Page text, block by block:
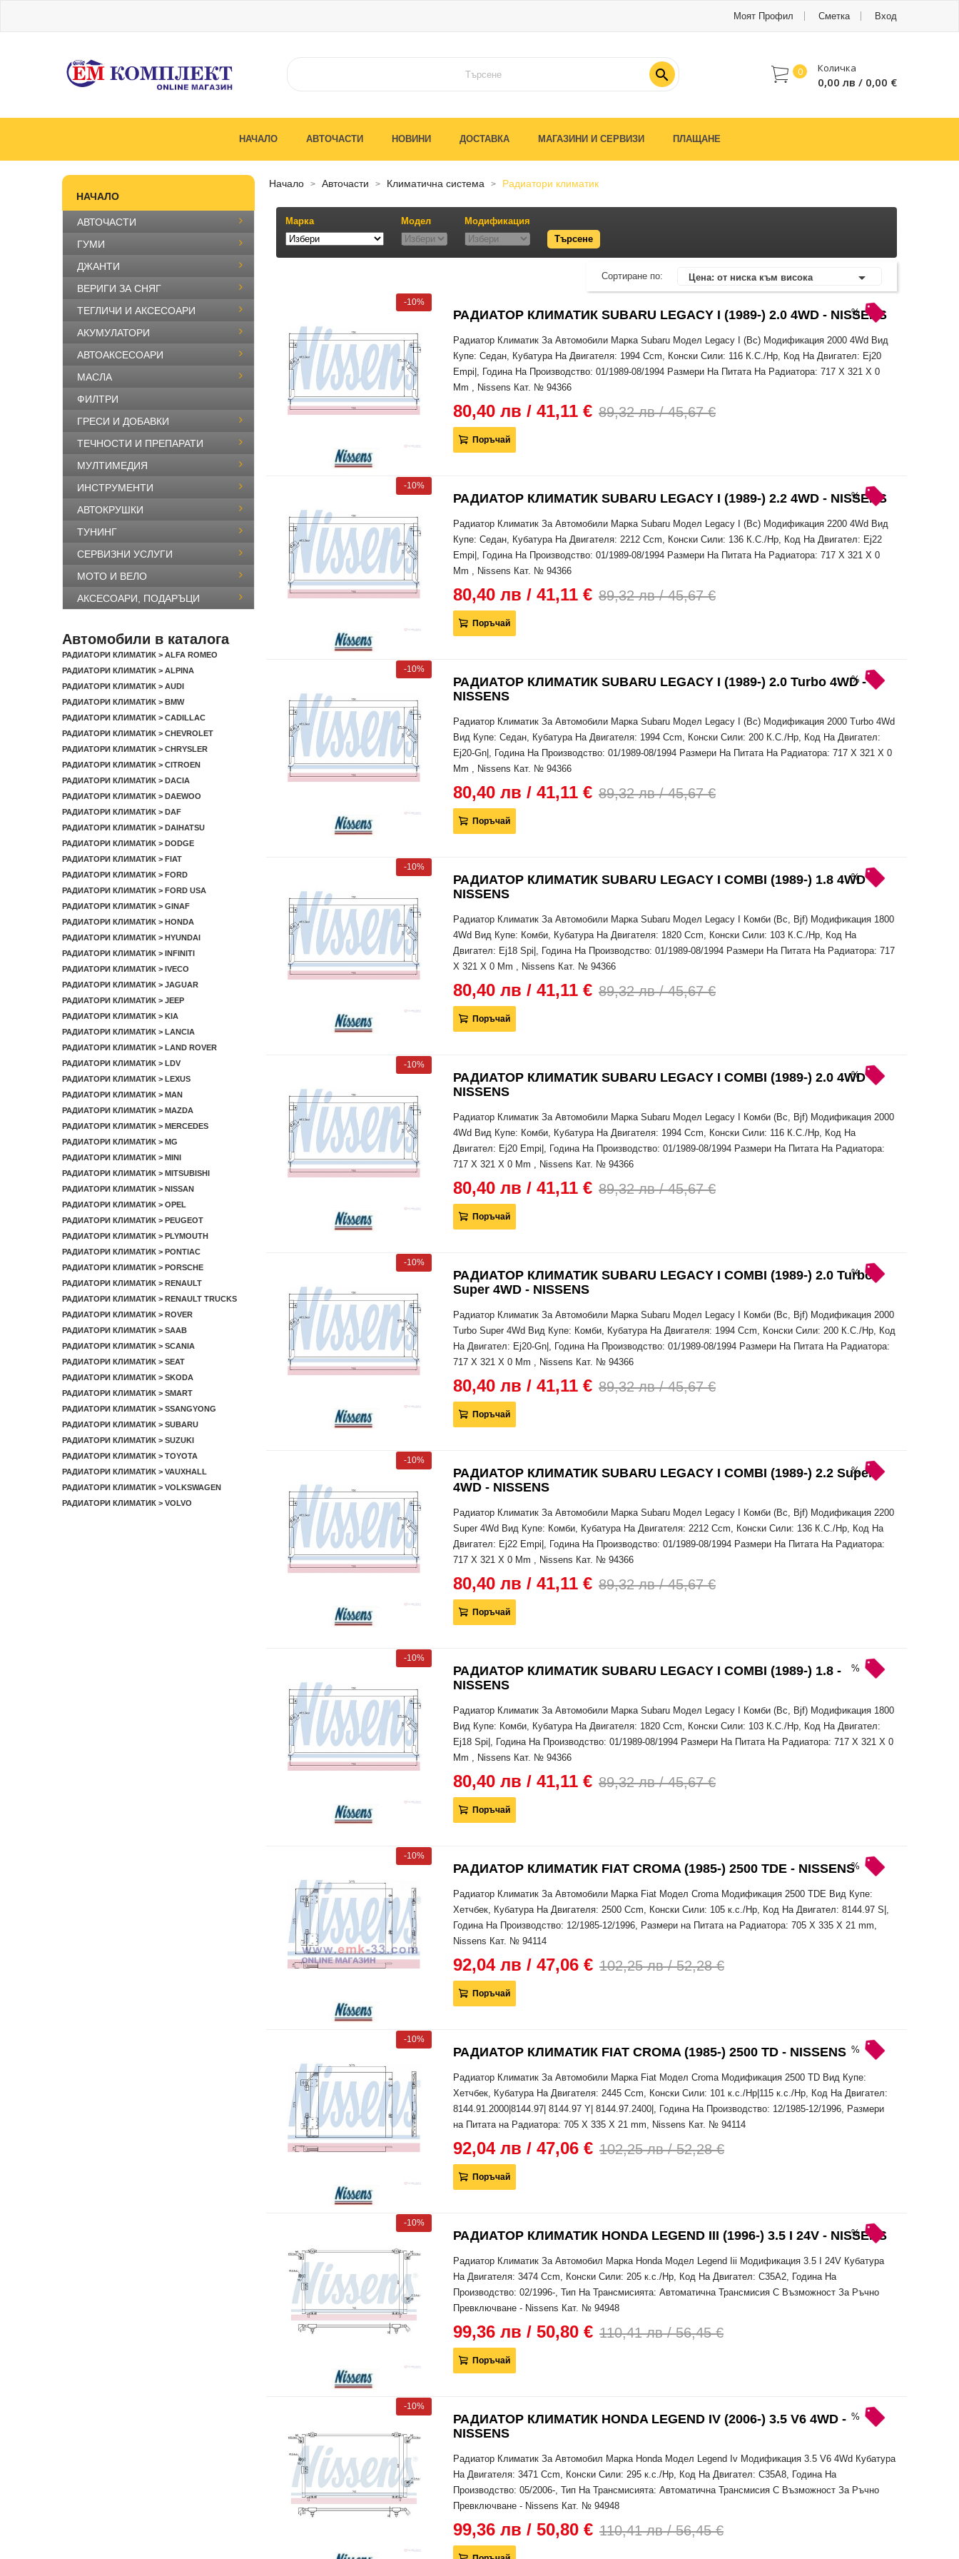
Моят Профил Сметка Вход
Количка
0
0,00 лв / 0,00 €

НАЧАЛО АВТОЧАСТИ НОВИНИ ДОСТАВКА МАГАЗИНИ И СЕРВИЗИ ПЛАЩАНЕ
НАЧАЛО
АВТОЧАСТИ
ГУМИ
ДЖАНТИ
ВЕРИГИ ЗА СНЯГ
ТЕГЛИЧИ И АКСЕСОАРИ
АКУМУЛАТОРИ
АВТОАКСЕСОАРИ
МАСЛА
ФИЛТРИ
ГРЕСИ И ДОБАВКИ
ТЕЧНОСТИ И ПРЕПАРАТИ
МУЛТИМЕДИЯ
ИНСТРУМЕНТИ
АВТОКРУШКИ
ТУНИНГ
СЕРВИЗНИ УСЛУГИ
МОТО И ВЕЛО
АКСЕСОАРИ, ПОДАРЪЦИ
Автомобили в каталога
РАДИАТОРИ КЛИМАТИК > ALFA ROMEO
РАДИАТОРИ КЛИМАТИК > ALPINA
РАДИАТОРИ КЛИМАТИК > AUDI
РАДИАТОРИ КЛИМАТИК > BMW
РАДИАТОРИ КЛИМАТИК > CADILLAC
РАДИАТОРИ КЛИМАТИК > CHEVROLET
РАДИАТОРИ КЛИМАТИК > CHRYSLER
РАДИАТОРИ КЛИМАТИК > CITROEN
РАДИАТОРИ КЛИМАТИК > DACIA
РАДИАТОРИ КЛИМАТИК > DAEWOO
РАДИАТОРИ КЛИМАТИК > DAF
РАДИАТОРИ КЛИМАТИК > DAIHATSU
РАДИАТОРИ КЛИМАТИК > DODGE
РАДИАТОРИ КЛИМАТИК > FIAT
РАДИАТОРИ КЛИМАТИК > FORD
РАДИАТОРИ КЛИМАТИК > FORD USA
РАДИАТОРИ КЛИМАТИК > GINAF
РАДИАТОРИ КЛИМАТИК > HONDA
РАДИАТОРИ КЛИМАТИК > HYUNDAI
РАДИАТОРИ КЛИМАТИК > INFINITI
РАДИАТОРИ КЛИМАТИК > IVECO
РАДИАТОРИ КЛИМАТИК > JAGUAR
РАДИАТОРИ КЛИМАТИК > JEEP
РАДИАТОРИ КЛИМАТИК > KIA
РАДИАТОРИ КЛИМАТИК > LANCIA
РАДИАТОРИ КЛИМАТИК > LAND ROVER
РАДИАТОРИ КЛИМАТИК > LDV
РАДИАТОРИ КЛИМАТИК > LEXUS
РАДИАТОРИ КЛИМАТИК > MAN
РАДИАТОРИ КЛИМАТИК > MAZDA
РАДИАТОРИ КЛИМАТИК > MERCEDES
РАДИАТОРИ КЛИМАТИК > MG
РАДИАТОРИ КЛИМАТИК > MINI
РАДИАТОРИ КЛИМАТИК > MITSUBISHI
РАДИАТОРИ КЛИМАТИК > NISSAN
РАДИАТОРИ КЛИМАТИК > OPEL
РАДИАТОРИ КЛИМАТИК > PEUGEOT
РАДИАТОРИ КЛИМАТИК > PLYMOUTH
РАДИАТОРИ КЛИМАТИК > PONTIAC
РАДИАТОРИ КЛИМАТИК > PORSCHE
РАДИАТОРИ КЛИМАТИК > RENAULT
РАДИАТОРИ КЛИМАТИК > RENAULT TRUCKS
РАДИАТОРИ КЛИМАТИК > ROVER
РАДИАТОРИ КЛИМАТИК > SAAB
РАДИАТОРИ КЛИМАТИК > SCANIA
РАДИАТОРИ КЛИМАТИК > SEAT
РАДИАТОРИ КЛИМАТИК > SKODA
РАДИАТОРИ КЛИМАТИК > SMART
РАДИАТОРИ КЛИМАТИК > SSANGYONG
РАДИАТОРИ КЛИМАТИК > SUBARU
РАДИАТОРИ КЛИМАТИК > SUZUKI
РАДИАТОРИ КЛИМАТИК > TOYOTA
РАДИАТОРИ КЛИМАТИК > VAUXHALL
РАДИАТОРИ КЛИМАТИК > VOLKSWAGEN
РАДИАТОРИ КЛИМАТИК > VOLVO
начало авточасти климатична система радиатори климатик
Марка Модел Модификация
Сортиране по: Цена: от ниска към висока 
-10%
РАДИАТОР КЛИМАТИК SUBARU LEGACY I (1989-) 2.0 4WD - NISSENS
Радиатор Климатик За Автомобили Марка Subaru Модел Legacy I (Bc) Модификация 2000 4Wd Вид
Купе: Седан, Кубатура На Двигателя: 1994 Ccm, Конски Сили: 116 К.С./Hp, Код На Двигател: Ej20
Empi|, Година На Производство: 01/1989-08/1994 Размери На Питата На Радиатора: 717 X 321 X 0
Mm , Nissens Кат. № 94366
80,40 лв / 41,11 € 89,32 лв / 45,67 €
%
Поръчай
-10%
РАДИАТОР КЛИМАТИК SUBARU LEGACY I (1989-) 2.2 4WD - NISSENS
Радиатор Климатик За Автомобили Марка Subaru Модел Legacy I (Bc) Модификация 2200 4Wd Вид
Купе: Седан, Кубатура На Двигателя: 2212 Ccm, Конски Сили: 136 К.С./Hp, Код На Двигател: Ej22
Empi|, Година На Производство: 01/1989-08/1994 Размери На Питата На Радиатора: 717 X 321 X 0
Mm , Nissens Кат. № 94366
80,40 лв / 41,11 € 89,32 лв / 45,67 €
%
Поръчай
-10%
РАДИАТОР КЛИМАТИК SUBARU LEGACY I (1989-) 2.0 Turbo 4WD -
NISSENS
Радиатор Климатик За Автомобили Марка Subaru Модел Legacy I (Bc) Модификация 2000 Turbo 4Wd
Вид Купе: Седан, Кубатура На Двигателя: 1994 Ccm, Конски Сили: 200 К.С./Hp, Код На Двигател:
Ej20-Gn|, Година На Производство: 01/1989-08/1994 Размери На Питата На Радиатора: 717 X 321 X 0
Mm , Nissens Кат. № 94366
80,40 лв / 41,11 € 89,32 лв / 45,67 €
%
Поръчай
-10%
РАДИАТОР КЛИМАТИК SUBARU LEGACY I COMBI (1989-) 1.8 4WD -
NISSENS
Радиатор Климатик За Автомобили Марка Subaru Модел Legacy I Комби (Bc, Bjf) Модификация 1800
4Wd Вид Купе: Комби, Кубатура На Двигателя: 1820 Ccm, Конски Сили: 103 К.С./Hp, Код На
Двигател: Ej18 Spi|, Година На Производство: 01/1989-08/1994 Размери На Питата На Радиатора: 717
X 321 X 0 Mm , Nissens Кат. № 94366
80,40 лв / 41,11 € 89,32 лв / 45,67 €
%
Поръчай
-10%
РАДИАТОР КЛИМАТИК SUBARU LEGACY I COMBI (1989-) 2.0 4WD -
NISSENS
Радиатор Климатик За Автомобили Марка Subaru Модел Legacy I Комби (Bc, Bjf) Модификация 2000
4Wd Вид Купе: Комби, Кубатура На Двигателя: 1994 Ccm, Конски Сили: 116 К.С./Hp, Код На
Двигател: Ej20 Empi|, Година На Производство: 01/1989-08/1994 Размери На Питата На Радиатора:
717 X 321 X 0 Mm , Nissens Кат. № 94366
80,40 лв / 41,11 € 89,32 лв / 45,67 €
%
Поръчай
-10%
РАДИАТОР КЛИМАТИК SUBARU LEGACY I COMBI (1989-) 2.0 Turbo
Super 4WD - NISSENS
Радиатор Климатик За Автомобили Марка Subaru Модел Legacy I Комби (Bc, Bjf) Модификация 2000
Turbo Super 4Wd Вид Купе: Комби, Кубатура На Двигателя: 1994 Ccm, Конски Сили: 200 К.С./Hp, Код
На Двигател: Ej20-Gn|, Година На Производство: 01/1989-08/1994 Размери На Питата На Радиатора:
717 X 321 X 0 Mm , Nissens Кат. № 94366
80,40 лв / 41,11 € 89,32 лв / 45,67 €
%
Поръчай
-10%
РАДИАТОР КЛИМАТИК SUBARU LEGACY I COMBI (1989-) 2.2 Super
4WD - NISSENS
Радиатор Климатик За Автомобили Марка Subaru Модел Legacy I Комби (Bc, Bjf) Модификация 2200
Super 4Wd Вид Купе: Комби, Кубатура На Двигателя: 2212 Ccm, Конски Сили: 136 К.С./Hp, Код На
Двигател: Ej22 Empi|, Година На Производство: 01/1989-08/1994 Размери На Питата На Радиатора:
717 X 321 X 0 Mm , Nissens Кат. № 94366
80,40 лв / 41,11 € 89,32 лв / 45,67 €
%
Поръчай
-10%
РАДИАТОР КЛИМАТИК SUBARU LEGACY I COMBI (1989-) 1.8 -
NISSENS
Радиатор Климатик За Автомобили Марка Subaru Модел Legacy I Комби (Bc, Bjf) Модификация 1800
Вид Купе: Комби, Кубатура На Двигателя: 1820 Ccm, Конски Сили: 103 К.С./Hp, Код На Двигател:
Ej18 Spi|, Година На Производство: 01/1989-08/1994 Размери На Питата На Радиатора: 717 X 321 X 0
Mm , Nissens Кат. № 94366
80,40 лв / 41,11 € 89,32 лв / 45,67 €
%
Поръчай
-10%
РАДИАТОР КЛИМАТИК FIAT CROMA (1985-) 2500 TDE - NISSENS
Радиатор Климатик За Автомобили Марка Fiat Модел Croma Модификация 2500 TDE Вид Купе:
Хетчбек, Кубатура На Двигателя: 2500 Ccm, Конски Сили: 105 к.с./Hp, Код На Двигател: 8144.97 S|,
Година На Производство: 12/1985-12/1996, Размери на Питата на Радиатора: 705 X 335 X 21 mm,
Nissens Кат. № 94114
92,04 лв / 47,06 € 102,25 лв / 52,28 €
%
Поръчай
-10%
РАДИАТОР КЛИМАТИК FIAT CROMA (1985-) 2500 TD - NISSENS
Радиатор Климатик За Автомобили Марка Fiat Модел Croma Модификация 2500 TD Вид Купе:
Хетчбек, Кубатура На Двигателя: 2445 Ccm, Конски Сили: 101 к.с./Hp|115 к.с./Hp, Код На Двигател:
8144.91.2000|8144.97| 8144.97 Y| 8144.97.2400|, Година На Производство: 12/1985-12/1996, Размери
на Питата на Радиатора: 705 X 335 X 21 mm, Nissens Кат. № 94114
92,04 лв / 47,06 € 102,25 лв / 52,28 €
%
Поръчай
-10%
РАДИАТОР КЛИМАТИК HONDA LEGEND III (1996-) 3.5 I 24V - NISSENS
Радиатор Климатик За Автомобил Марка Honda Модел Legend Iii Модификация 3.5 I 24V Кубатура
На Двигателя: 3474 Ccm, Конски Сили: 205 к.с./Hp, Код На Двигател: C35A2, Година На
Производство: 02/1996-, Тип На Трансмисията: Автоматична Трансмисия С Възможност За Ръчно
Превключване - Nissens Кат. № 94948
99,36 лв / 50,80 € 110,41 лв / 56,45 €
%
Поръчай
-10%
РАДИАТОР КЛИМАТИК HONDA LEGEND IV (2006-) 3.5 V6 4WD -
NISSENS
Радиатор Климатик За Автомобил Марка Honda Модел Legend Iv Модификация 3.5 V6 4Wd Кубатура
На Двигателя: 3471 Ccm, Конски Сили: 295 к.с./Hp, Код На Двигател: C35A8, Година На
Производство: 05/2006-, Тип На Трансмисията: Автоматична Трансмисия С Възможност За Ръчно
Превключване - Nissens Кат. № 94948
99,36 лв / 50,80 € 110,41 лв / 56,45 €
%